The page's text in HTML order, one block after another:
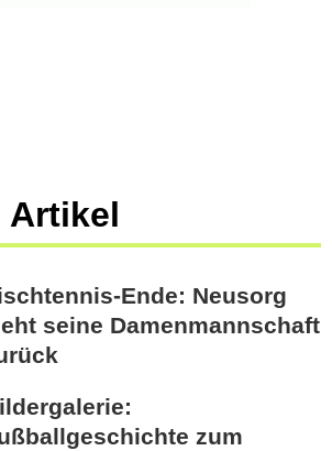
Artikel
Ende: Neusorg
seine Damenmannschaft
zum